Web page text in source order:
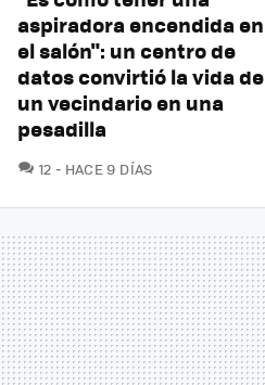
aspiradora encendida en
el salón": un centro de
datos convirtió la vida de
un vecindario en una
pesadilla
12 COMENTARIOS
HACE 9 DÍAS